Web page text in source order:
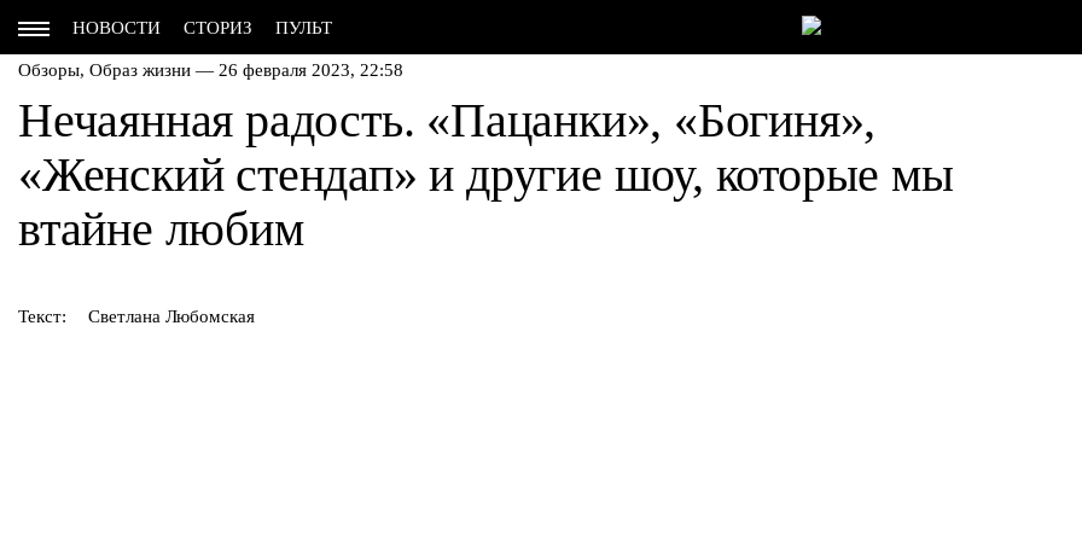
НОВОСТИ СТОРИЗ ПУЛЬТ
Обзоры, Образ жизни — 26 февраля 2023, 22:58
Нечаянная радость. «Пацанки», «Богиня»,
«Женский стендап» и другие шоу, которые мы
втайне любим
Текст: Светлана Любомская